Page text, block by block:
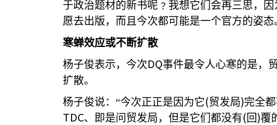
于政治题材的新书呢﹖我想它们会再三思，
愿去出版，而且今次都可能是一个官方的姿态
寒蝉效应或不断扩散
杨子俊表示，今次DQ事件最令人心寒的是，
扩散。
杨子俊说：“今次正正是因为它(贸发局)完全
TDC、即是问贸发局，但是它们都没有( 回 )覆